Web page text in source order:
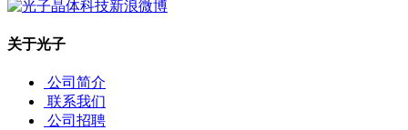
关于光子
公司简介
联系我们
公司招聘